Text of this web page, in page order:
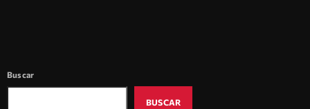
Buscar
BUSCAR